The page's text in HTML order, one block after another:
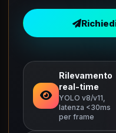
Rilevamento
real-time
YOLO v8/v11,
latenza <30ms
per frame